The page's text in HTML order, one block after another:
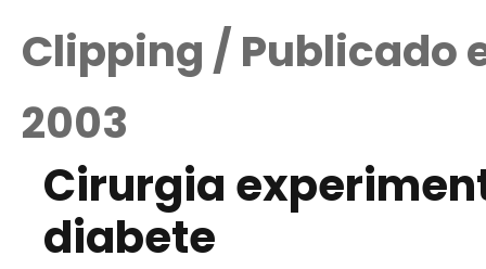
Clipping / Publicado
2003
Cirurgia
diabete